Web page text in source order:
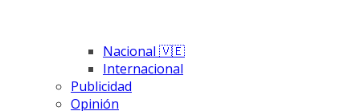
Nacional 🇻🇪
Internacional
Publicidad
Opinión